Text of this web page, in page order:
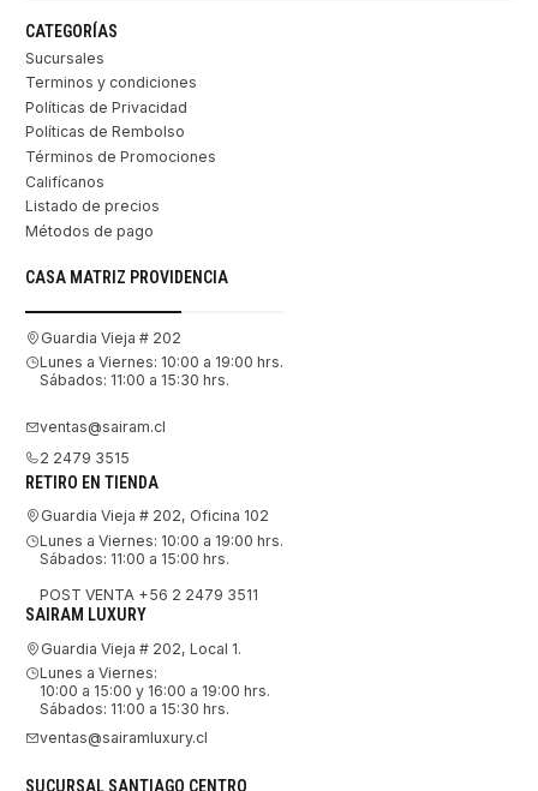
CATEGORÍAS
Sucursales
Terminos y condiciones
Políticas de Privacidad
Políticas de Rembolso
Términos de Promociones
Califícanos
Listado de precios
Métodos de pago
CASA MATRIZ PROVIDENCIA
Guardia Vieja # 202
Lunes a Viernes: 10:00 a 19:00 hrs.
Sábados: 11:00 a 15:30 hrs.
ventas@sairam.cl
2 2479 3515
RETIRO EN TIENDA
Guardia Vieja # 202, Oficina 102
Lunes a Viernes: 10:00 a 19:00 hrs.
Sábados: 11:00 a 15:00 hrs.
POST VENTA +56 2 2479 3511
SAIRAM LUXURY
Guardia Vieja # 202, Local 1.
Lunes a Viernes:
10:00 a 15:00 y 16:00 a 19:00 hrs.
Sábados: 11:00 a 15:30 hrs.
ventas@sairamluxury.cl
SUCURSAL SANTIAGO CENTRO